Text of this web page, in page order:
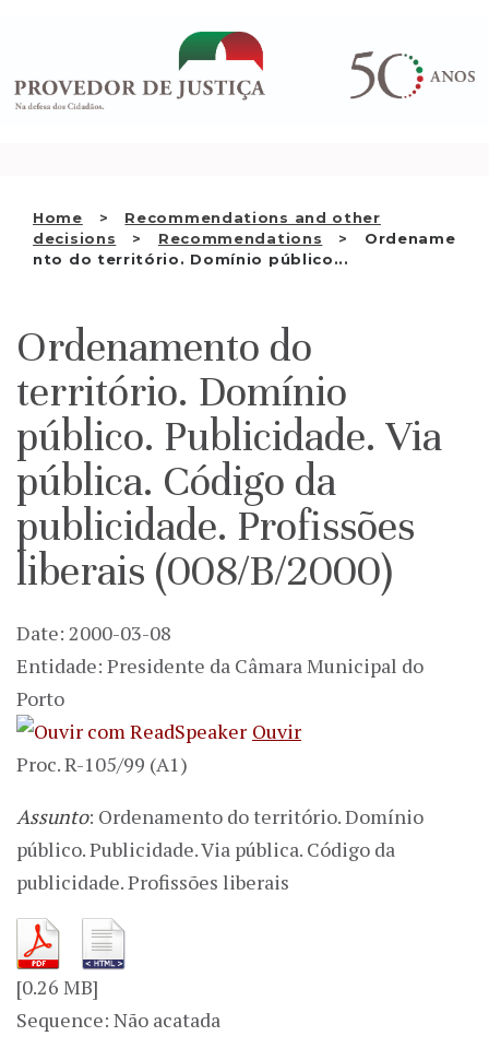
conteúdo
Home
Recommendations and other
decisions
Recommendations
Ordename
nto do território. Domínio público...
WHO WE ARE
THE OMBUDSMAN AS
NATIONAL HUMAN RIGHTS
EN
Ordenamento do
território. Domínio
público. Publicidade. Via
pública. Código da
publicidade. Profissões
liberais (008/B/2000)
Date: 2000-03-08
Entidade: Presidente da Câmara Municipal do
Porto
Ouvir
Proc. R-105/99 (A1)
Assunto: Ordenamento do território. Domínio
público. Publicidade. Via pública. Código da
publicidade. Profissões liberais
[0.26 MB]
Sequence: Não acatada